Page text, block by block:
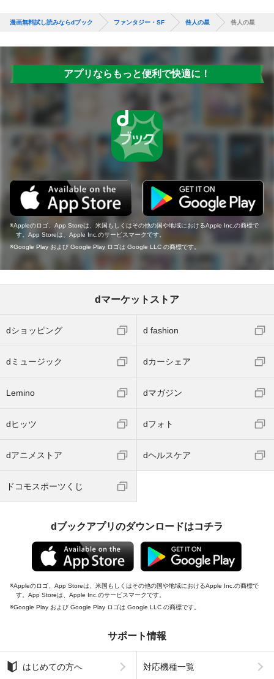
漫画無料試し読みならdブック ファンタジー・SF 咎人の星 咎人の星
アプリならもっと便利で快適に！
Appleのロゴ、App Storeは、米国もしくはその他の国や地域におけるApple Inc.の商標で
す。App Storeは、Apple Inc.のサービスマークです。
Google Play および Google Play ロゴは Google LLC の商標です。
dマーケットストア
dショッピング d fashion
dミュージック dカーシェア
Lemino dマガジン
dヒッツ dフォト
dアニメストア dヘルスケア
ドコモスポーツくじ
dブックアプリのダウンロードはコチラ
Appleのロゴ、App Storeは、米国もしくはその他の国や地域におけるApple Inc.の商標で
す。App Storeは、Apple Inc.のサービスマークです。
Google Play および Google Play ロゴは Google LLC の商標です。
サポート情報
はじめての方へ 対応機種一覧